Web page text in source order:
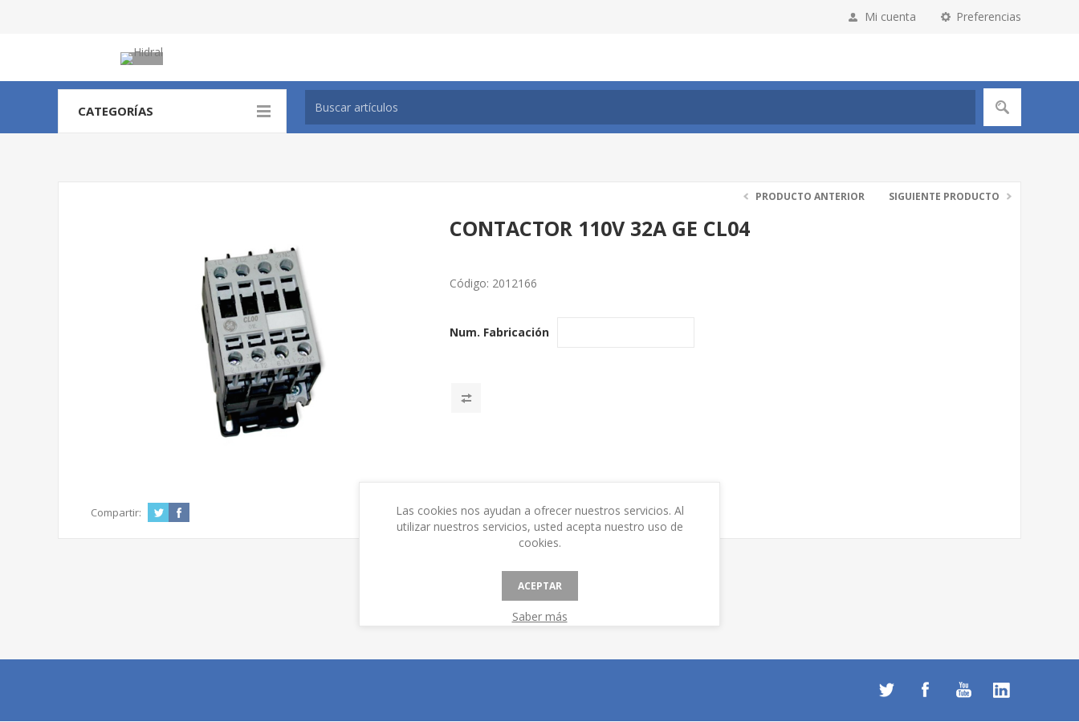
Preferencias
Mi cuenta
CATEGORÍAS
PRODUCTO ANTERIOR SIGUIENTE PRODUCTO
CONTACTOR 110V 32A GE CL04
Código: 2012166
Num. Fabricación
Compartir:
Las cookies nos ayudan a ofrecer nuestros servicios. Al
utilizar nuestros servicios, usted acepta nuestro uso de
cookies.
ACEPTAR
Saber más